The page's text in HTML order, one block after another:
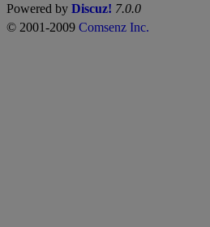
Powered by Discuz! 7.0.0
© 2001-2009 Comsenz Inc.